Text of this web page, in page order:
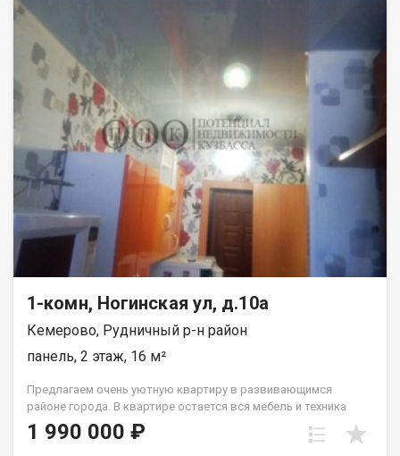
1-комн, Ногинская ул, д.10а
Кемерово, Рудничный р-н район
панель, 2 этаж, 16 м²
Предлагаем очень уютную квартиру в развивающимся
районе города. В квартире остается вся мебель и техника
(кухня, диван, шкаф, ст.машина, микроволновка). У
стеклопакета две рабочие створки, натяжной потолок,
1 990 000 ₽